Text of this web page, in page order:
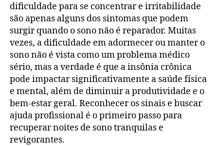
dificuldade para se concentrar e irritabilidade
são apenas alguns dos sintomas que podem
surgir quando o sono não é reparador. Muitas
vezes, a dificuldade em adormecer ou manter o
sono não é vista como um problema médico
sério, mas a verdade é que a insônia crônica
pode impactar significativamente a saúde física
e mental, além de diminuir a produtividade e o
bem-estar geral. Reconhecer os sinais e buscar
ajuda profissional é o primeiro passo para
recuperar noites de sono tranquilas e
revigorantes.